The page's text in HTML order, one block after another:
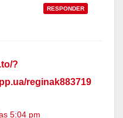
RESPONDER
?
reginak883719
5:04 pm